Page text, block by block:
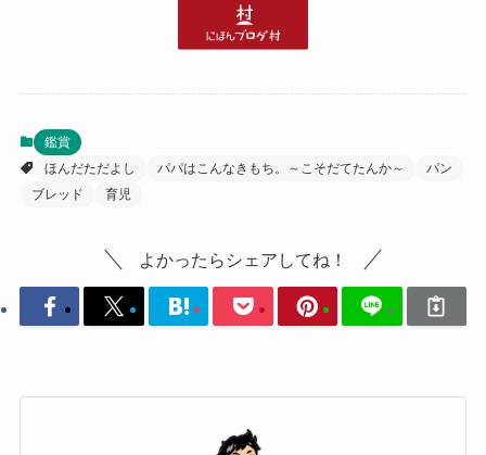
鑑賞
ほんだただよし
パパはこんなきもち。～こそだてたんか～
パン
ブレッド
育児
よかったらシェアしてね！